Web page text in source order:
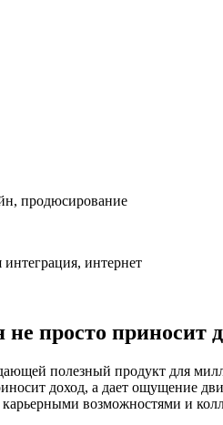
продюсирование
интернет
не просто приносит
полезный продукт для
возможностями и